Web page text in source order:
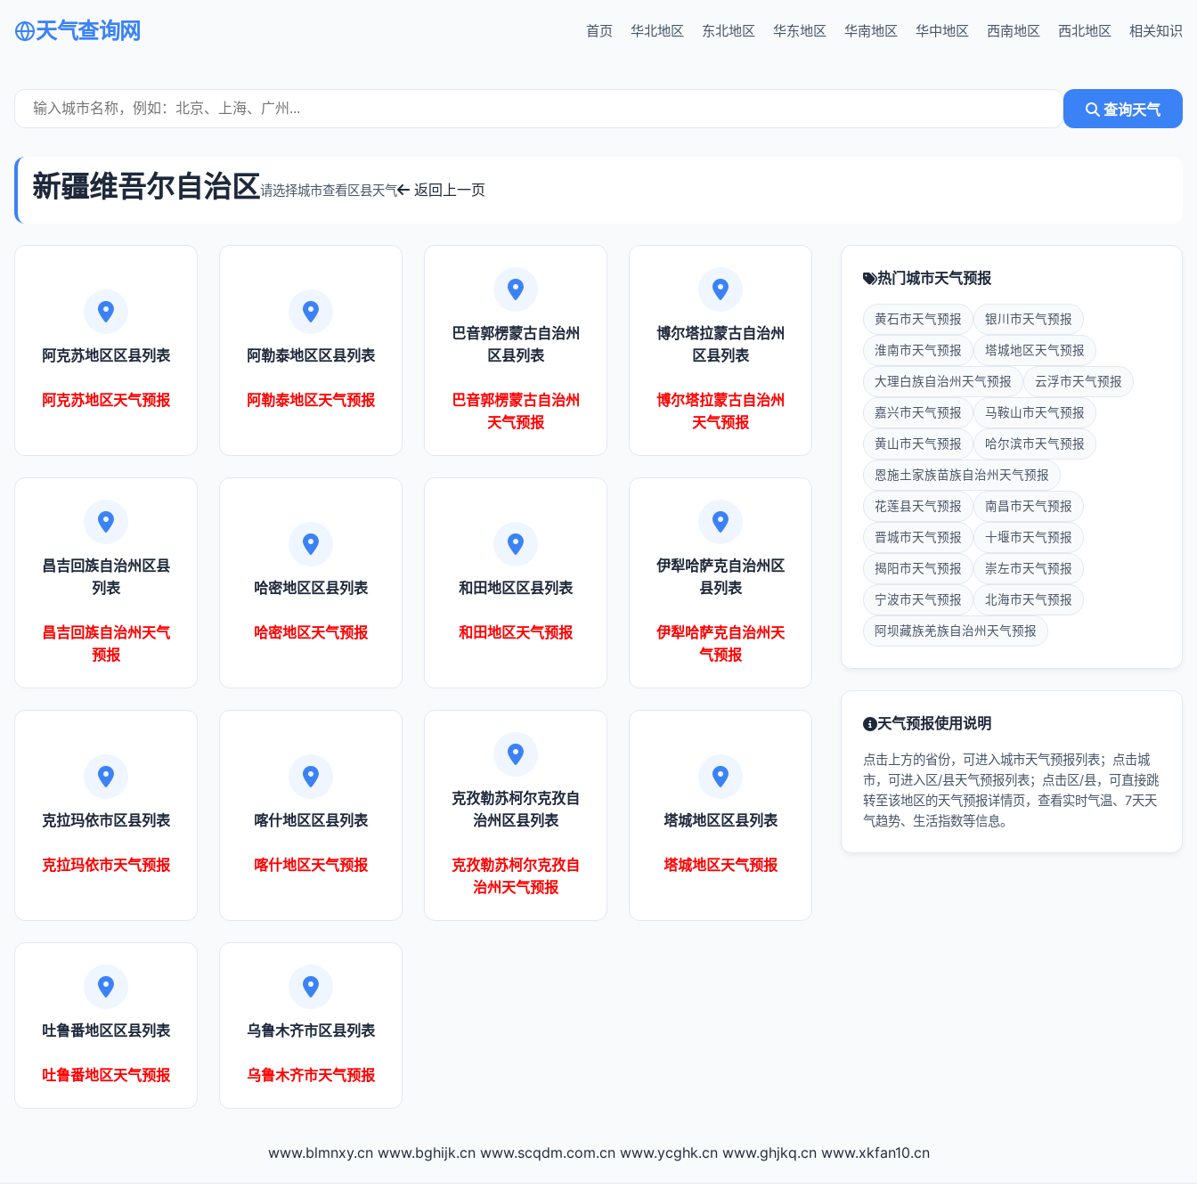
天气查询网 首页 华北地区 东北地区 华东地区 华南地区 华中地区 西南地区 西北地区 相关知识
查询天气
新疆维吾尔自治区请选择城市查看区县天气 返回上一页
阿克苏地区区县列表
阿克苏地区天气预报
阿勒泰地区区县列表
阿勒泰地区天气预报
巴音郭楞蒙古自治州
区县列表
巴音郭楞蒙古自治州
天气预报
博尔塔拉蒙古自治州
区县列表
博尔塔拉蒙古自治州
天气预报
昌吉回族自治州区县
列表
昌吉回族自治州天气
预报
哈密地区区县列表
哈密地区天气预报
和田地区区县列表
和田地区天气预报
伊犁哈萨克自治州区
县列表
伊犁哈萨克自治州天
气预报
克拉玛依市区县列表
克拉玛依市天气预报
喀什地区区县列表
喀什地区天气预报
克孜勒苏柯尔克孜自
治州区县列表
克孜勒苏柯尔克孜自
治州天气预报
塔城地区区县列表
塔城地区天气预报
吐鲁番地区区县列表
吐鲁番地区天气预报
乌鲁木齐市区县列表
乌鲁木齐市天气预报
热门城市天气预报
黄石市天气预报 银川市天气预报
淮南市天气预报 塔城地区天气预报
大理白族自治州天气预报 云浮市天气预报
嘉兴市天气预报 马鞍山市天气预报
黄山市天气预报 哈尔滨市天气预报
恩施土家族苗族自治州天气预报
花莲县天气预报 南昌市天气预报
晋城市天气预报 十堰市天气预报
揭阳市天气预报 崇左市天气预报
宁波市天气预报 北海市天气预报
阿坝藏族羌族自治州天气预报
天气预报使用说明
点击上方的省份，可进入城市天气预报列表；点击城
市，可进入区/县天气预报列表；点击区/县，可直接跳
转至该地区的天气预报详情页，查看实时气温、7天天
气趋势、生活指数等信息。
www.blmnxy.cn www.bghijk.cn www.scqdm.com.cn www.ycghk.cn www.ghjkq.cn www.xkfan10.cn